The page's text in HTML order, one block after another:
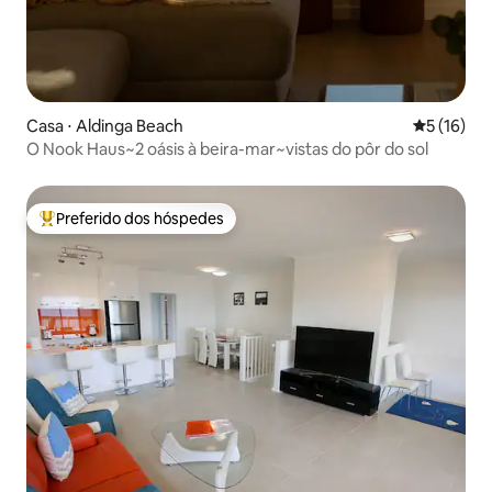
Casa ⋅ Aldinga Beach 5 de uma
5 (16)
O Nook Haus~2 oásis à beira-mar~vistas do pôr do sol
Entre os melhores preferidos dos hóspedes
Preferido dos hóspedes